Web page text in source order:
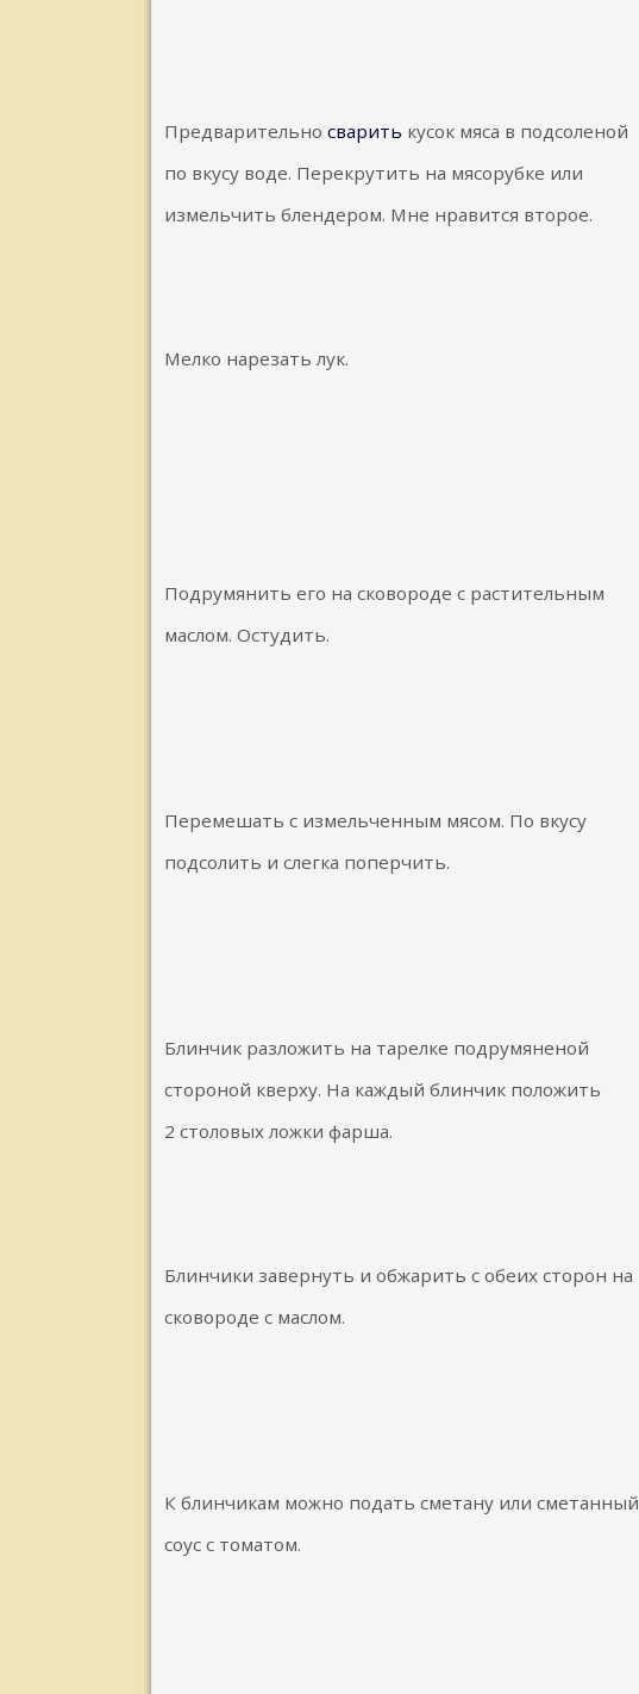
Предварительно сварить кусок мяса в подсоленой
по вкусу воде. Перекрутить на мясорубке или
измельчить блендером. Мне нравится второе.
Мелко нарезать лук.
Подрумянить его на сковороде с растительным
маслом. Остудить.
Перемешать с измельченным мясом. По вкусу
подсолить и слегка поперчить.
Блинчик разложить на тарелке подрумяненой
стороной кверху. На каждый блинчик положить
2 столовых ложки фарша.
Блинчики завернуть и обжарить с обеих сторон на
сковороде с маслом.
К блинчикам можно подать сметану или сметанный
соус с томатом.